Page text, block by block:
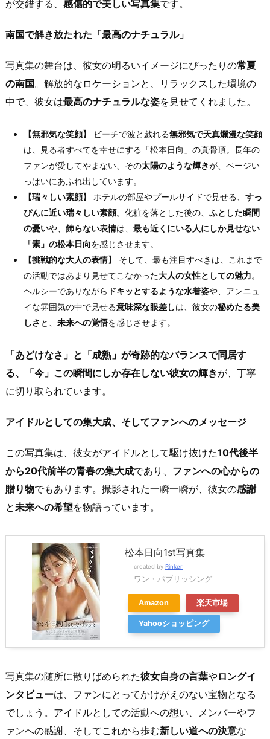
が交錯する、 感傷的で美しい写真集です。
南国で解き放たれた「最高のナチュラル」
写真集の舞台は、彼女の明るいイメージにぴったりの常夏
の南国。解放的なロケーションと、リラックスした環境の
中で、彼女は最高のナチュラルな姿を見せてくれました。
【無邪気な笑顔】 ビーチで波と戯れる無邪気で天真爛漫な笑顔
は、見る者すべてを幸せにする「松本日向」の真骨頂。長年の
ファンが愛してやまない、その太陽のような輝きが、ページい
っぱいにあふれ出しています。
【瑞々しい素顔】
ホテルの部屋やプールサイドで見せる、 すっ
ぴんに近い瑞々しい素顔。化粧を落とした後の、 ふとした瞬間
の憂いや、 飾らない表情は、 最も近くにいる人にしか見せない
「素」の松本日向を感じさせます。
【挑戦的な大人の表情】
そして、最も注目すべきは、これまで
の活動ではあまり見せてこなかった大人の女性としての魅力。
ヘルシーでありながら ドキッとするような水着姿や、アンニュ
イな雰囲気の中で見せる意味深な眼差しは、彼女の秘めたる美
しさ と、 未来への覚悟を感じさせます。
「あどけなさ」と「成熟」が奇跡的なバランスで同居す
る、「今」この瞬間にしか存在しない彼女の輝きが、丁寧
に切り取られています。
アイドルとしての集大成、そしてファンへのメッセージ
この写真集は、彼女がアイドルとして駆け抜けた10代後半
から20代前半の青春の集大成であり、 ファンへの心からの
贈り物でもあります。撮影された一瞬一瞬が、彼女の感謝
と未来への希望を物語っています。
松本日向1st写真集
created by Rinker
ワン・パブリッシング
Amazon 楽天市場
Yahooショッピング
写真集の随所に散りばめられた彼女自身の言葉やロングイ
ンタビューは、ファンにとってかけがえのない宝物となる
でしょう。アイドルとしての活動への想い、メンバーやフ
ァンへの感謝、そしてこれから歩む新しい道への決意な